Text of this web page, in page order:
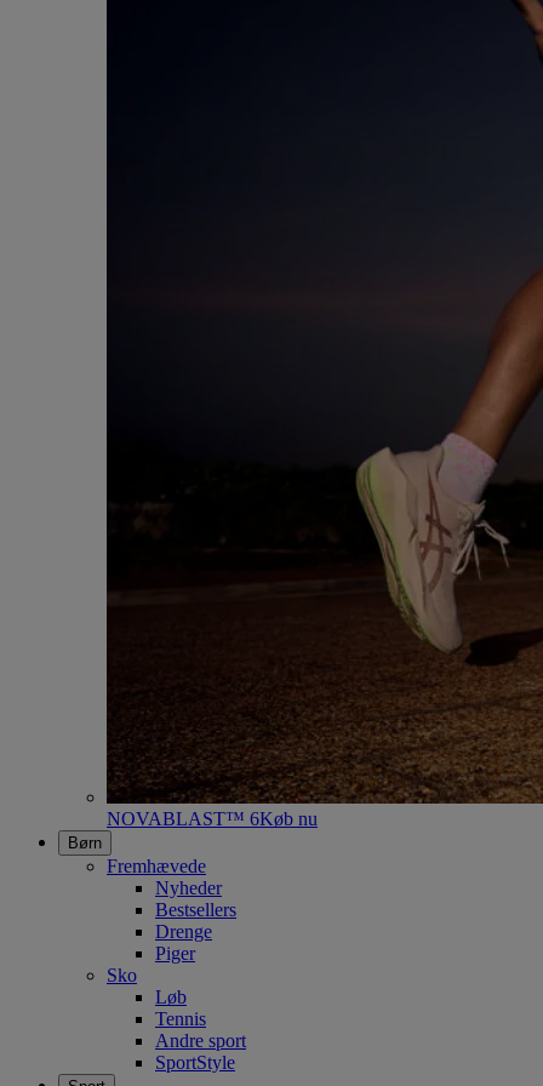
NOVABLAST™ 6Køb nu
Børn
Fremhævede
Nyheder
Bestsellers
Drenge
Piger
Sko
Løb
Tennis
Andre sport
SportStyle